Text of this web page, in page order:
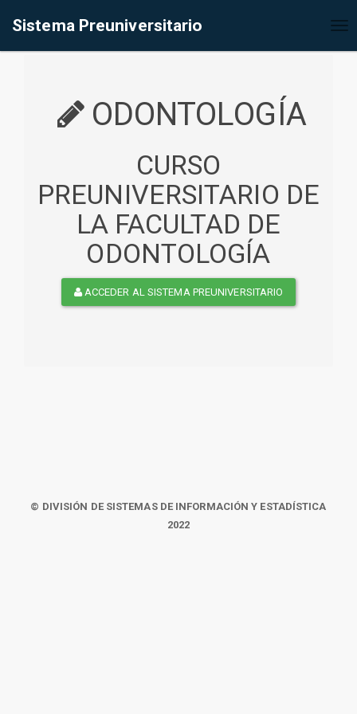
Sistema Preuniversitario
ODONTOLOGÍA
CURSO
PREUNIVERSITARIO DE
LA FACULTAD DE
ODONTOLOGÍA
ACCEDER AL SISTEMA PREUNIVERSITARIO
© DIVISIÓN DE SISTEMAS DE INFORMACIÓN Y ESTADÍSTICA
2022